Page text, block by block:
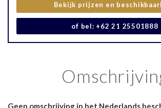
Bekijk prijzen en
of bel: +62 21 25501888
Geen omschrijving in het Nederlands